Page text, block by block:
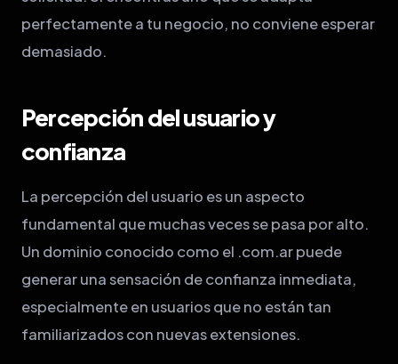
perfectamente a tu negocio, no conviene esperar
demasiado.
Percepción del usuario y
confianza
La percepción del usuario es un aspecto
fundamental que muchas veces se pasa por alto.
Un dominio conocido como el .com.ar puede
generar una sensación de confianza inmediata,
especialmente en usuarios que no están tan
familiarizados con nuevas extensiones.